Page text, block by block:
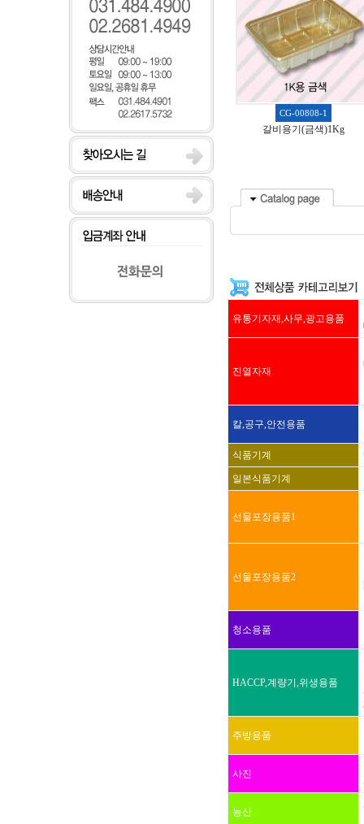
CG-00808-1
갈비용기(금색)1Kg
유통기자재,사무,광고용품
진열자재
칼,공구,안전용품
식품기계
일본식품기계
선물포장용품1
선물포장용품2
청소용품
HACCP,계량기,위생용품
주방용품
사진
농산